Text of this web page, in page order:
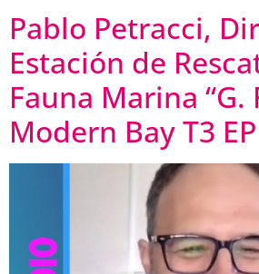
Pablo Petracci,
Estación de
Fauna Marina “G.
Modern Bay T3